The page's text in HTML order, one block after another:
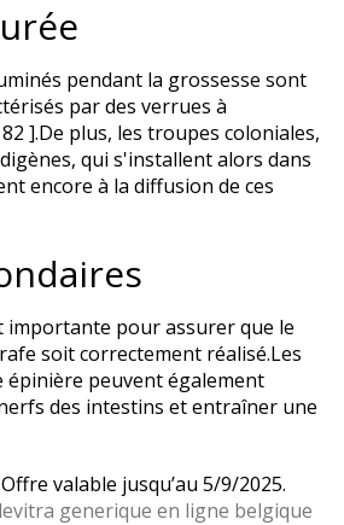
pendant la grossesse sont
par des verrues à
].De plus, les troupes coloniales,
qui s'installent alors dans
encore à la diffusion de ces
importante pour assurer que le
soit correctement réalisé.Les
épinière peuvent également
des intestins et entraîner une
valable jusqu’au 5/9/2025.
generique en ligne belgique